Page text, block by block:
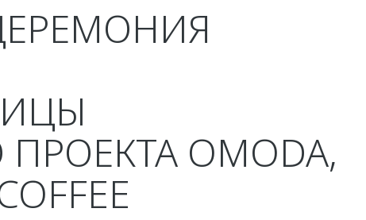
OMODA,